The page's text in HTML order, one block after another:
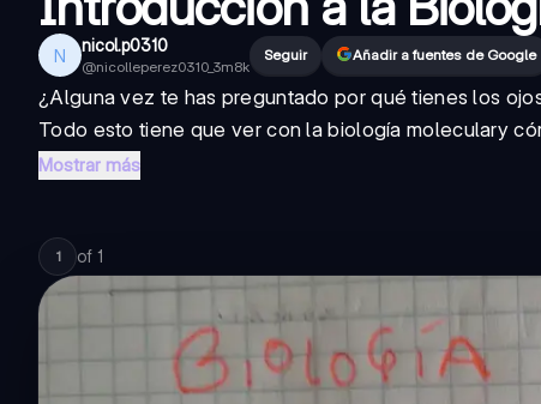
N nicol.p0310
@nicolleperez0310_3m8k
Seguir Añadir a fuentes de Google
¿Alguna vez te has preguntado por qué tienes los
Todo esto tiene que ver con labiología moleculary
Mostrar más
1 of 1